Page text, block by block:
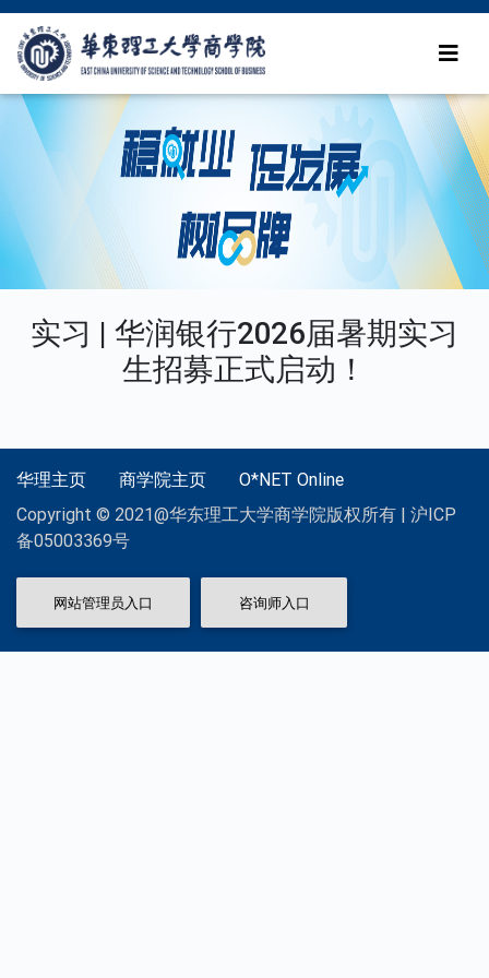
实习 | 华润银行2026届暑期实习
生招募正式启动！
华理主页 商学院主页
O*NET Online
Copyright © 2021@华东理工大学商学院版权所有 | 沪ICP
备05003369号
网站管理员入口 咨询师入口